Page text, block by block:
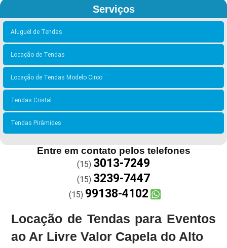
Serviços
Aluguel de Tendas
Locação de Tendas
Locação de Tendas Modelo Circo
Tendas Cristal
Tendas Pirâmides
Entre em contato pelos telefones
(15) 3013-7249
(15) 3239-7447
(15) 99138-4102
Locação de Tendas para Eventos
ao Ar Livre Valor Capela do Alto